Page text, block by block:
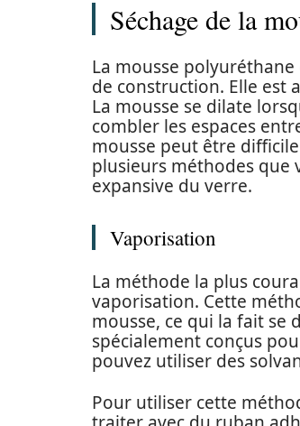
Séchage de la
La mousse
de construction. Elle est
La mousse se dilate
combler les espaces
mousse peut être
plusieurs méthodes que
expansive du verre.
Vaporisation
La méthode la plus
vaporisation. Cette
mousse, ce qui la fait se
spécialement conçus
pouvez utiliser des
Pour utiliser cette